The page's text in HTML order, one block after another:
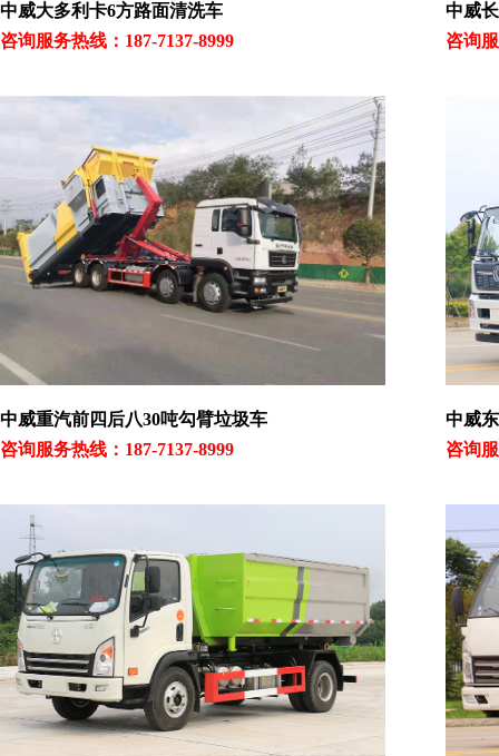
中威大多利卡6方路面清洗车
咨询服务热线：187-7137-8999
中威
咨询
中威重汽前四后八30吨勾臂垃圾车
咨询服务热线：187-7137-8999
中威
咨询